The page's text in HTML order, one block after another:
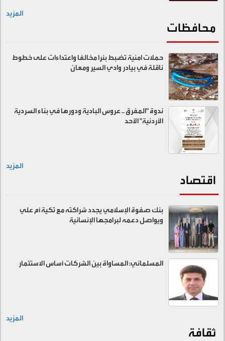
المزيد
محافظات
حملات امنية تضبط بئرا مخالفا واعتداءات على خطوط
ناقلة في بيادر وادي السير ومعان
ندوة "المفرق .. عروس البادية ودورها في بناء السردية
الأردنية" الأحد
المزيد
اقتصاد
بنك صفوة الإسلامي يجدد شراكته مع تكية أم علي
ويواصل دعمه لبرامجها الإنسانية
المسلماني: المساواة بين الشركات أساس الاستثمار
المزيد
ثقافة